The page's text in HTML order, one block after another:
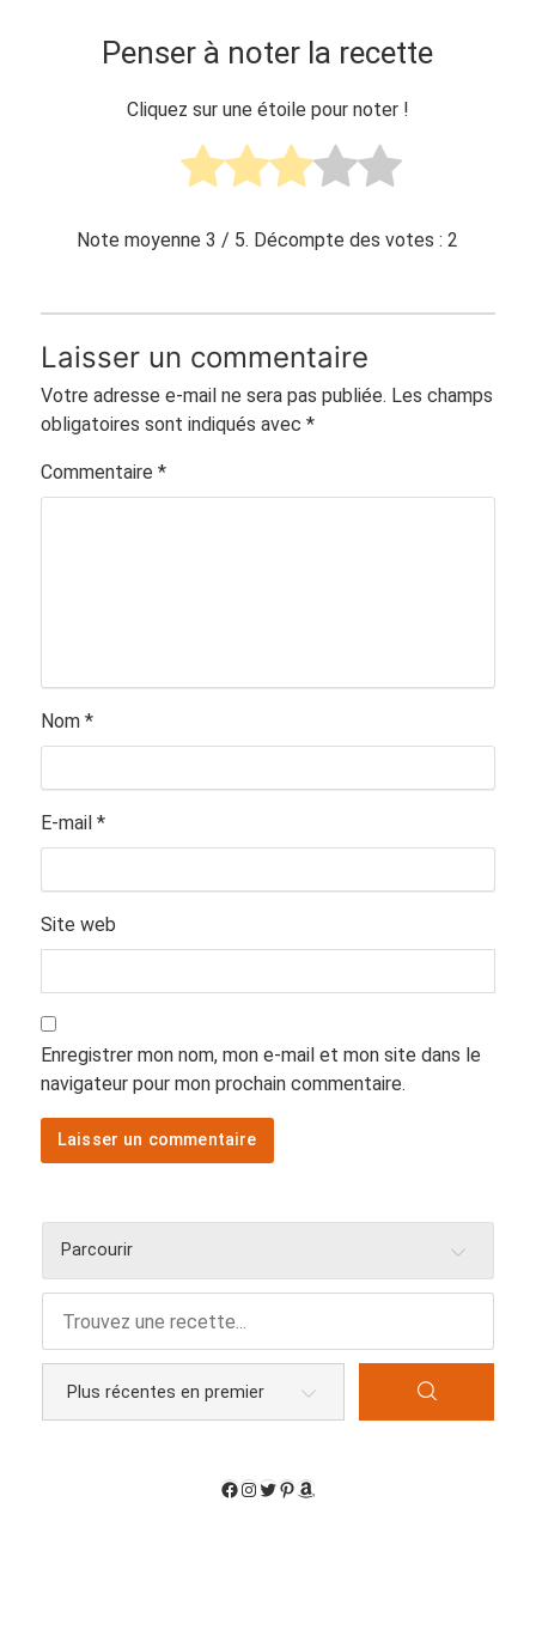
Penser à noter la recette
Cliquez sur une étoile pour noter !
Note moyenne3 / 5. Décompte des votes :2
Laisser un commentaire
Votre adresse e-mail ne sera pas publiée. Les champs
obligatoires sont indiqués avec *
Commentaire *
Nom *
E-mail *
Site web
Enregistrer mon nom, mon e-mail et mon site dans le
navigateur pour mon prochain commentaire.
Parcourir